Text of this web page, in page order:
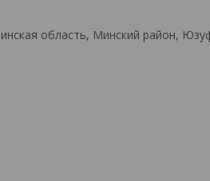
область, Минский район,